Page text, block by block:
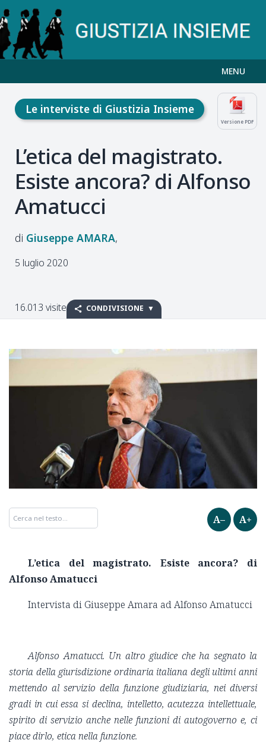
MENU
Versione PDF
Le interviste di Giustizia Insieme
L’etica del magistrato.
Esiste ancora? di Alfonso
Amatucci
Giuseppe AMARA
5 luglio 2020
16.013 visite CONDIVISIONE
A– A+
L’etica del magistrato. Esiste ancora? di
Alfonso Amatucci
Intervista di Giuseppe Amara ad Alfonso Amatucci
Alfonso Amatucci. Un altro giudice che ha segnato la
storia della giurisdizione ordinaria italiana degli ultimi anni
mettendo al servizio della funzione giudiziaria, nei diversi
gradi in cui essa si declina, intelletto, acutezza intellettuale,
spirito di servizio anche nelle funzioni di autogoverno e, ci
piace dirlo, etica nella funzione.